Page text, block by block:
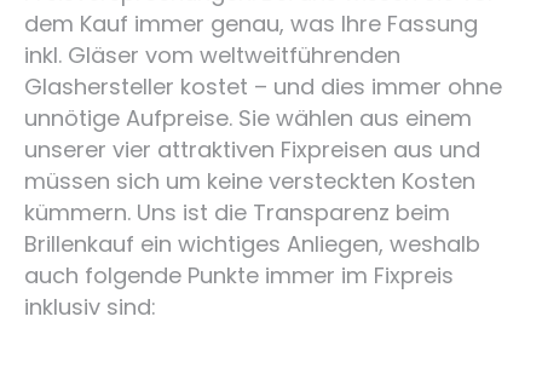
dem Kauf immer genau, was Ihre Fassung
inkl. Gläser vom weltweitführenden
Glashersteller kostet – und dies immer ohne
unnötige Aufpreise. Sie wählen aus einem
unserer vier attraktiven Fixpreisen aus und
müssen sich um keine versteckten Kosten
kümmern. Uns ist die Transparenz beim
Brillenkauf ein wichtiges Anliegen, weshalb
auch folgende Punkte immer im Fixpreis
inklusiv sind: